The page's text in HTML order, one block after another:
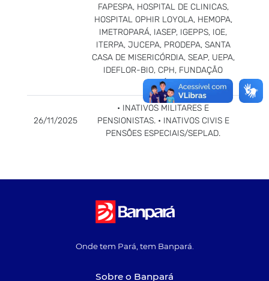
FAPESPA, HOSPITAL DE CLINICAS,
HOSPITAL OPHIR LOYOLA, HEMOPA,
IMETROPARÁ, IASEP, IGEPPS, IOE,
ITERPA, JUCEPA, PRODEPA, SANTA
CASA DE MISERICÓRDIA, SEAP, UEPA,
IDEFLOR-BIO, CPH, FUNDAÇÃO
PARÁPA.
26/11/2025
• INATIVOS MILITARES E
PENSIONISTAS. • INATIVOS CIVIS E
PENSÕES ESPECIAIS/SEPLAD.
Onde tem Pará, tem Banpará.
Sobre o Banpará